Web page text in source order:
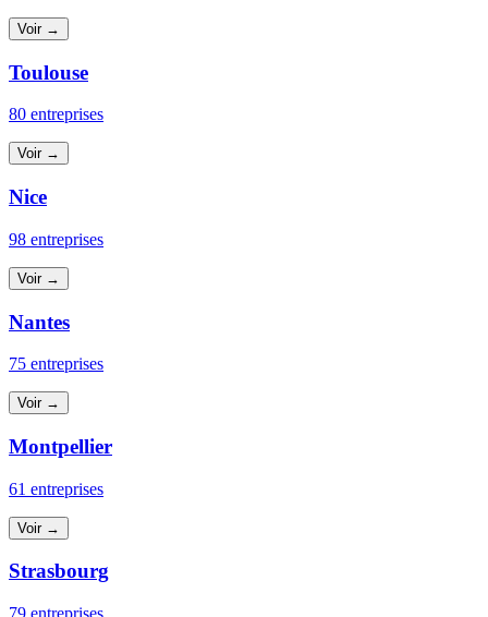
Voir →
Toulouse
80 entreprises
Voir →
Nice
98 entreprises
Voir →
Nantes
75 entreprises
Voir →
Montpellier
61 entreprises
Voir →
Strasbourg